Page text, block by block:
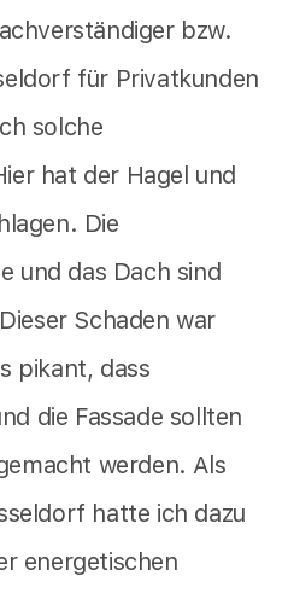
bzw.
für Privatkunden
solche
hat der Hagel und
Die
und das Dach sind
Schaden war
pikant, dass
die Fassade sollten
werden. Als
hatte ich dazu
energetischen